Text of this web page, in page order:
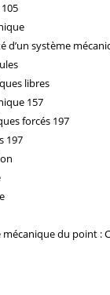
d’un système
libres
157
forcés 197
197
du point :